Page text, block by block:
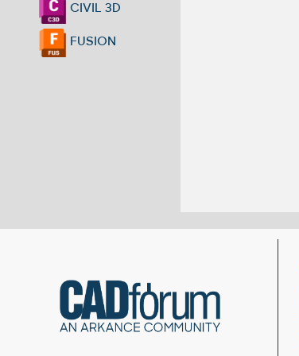
CIVIL 3D
FUSION